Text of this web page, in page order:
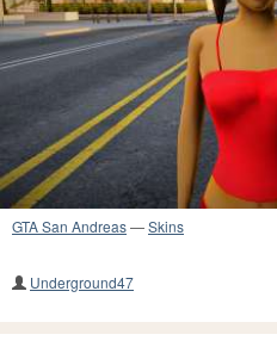
GTA San Andreas—Skins
Underground47